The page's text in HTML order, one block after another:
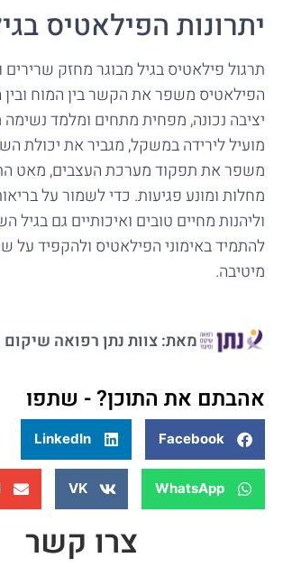
יתרונות הפילאטיס
תרגול פילאטיס בגיל מבוגר מחזק
הפילאטיס משפר את הקשר בין המוח
יציבה נכונה, מפחית מתחים ומלמד נשימה
מועיל לירידה במשקל, מגביר את יכולת
משפר את תפקוד מערכת העצבים, מאט
מחלות ומונע פגיעות. כדי לשמור על
וליהנות מחיים טובים ואיכותיים גם בגיל
להתמיד באימוני הפילאטיס ולהקפיד על
מיטיבה.
מאת: צוות נתן רפואה שיקום
אהבתם את התוכן? - שתפו
Facebook
LinkedIn
WhatsApp
VK
צרו קשר